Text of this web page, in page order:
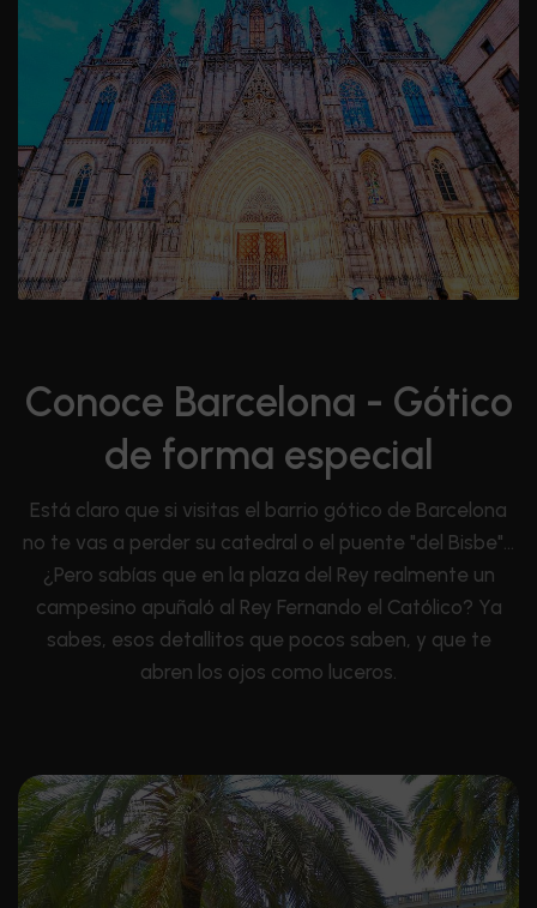
Conoce Barcelona - Gótico
de forma especial
Está claro que si visitas el barrio gótico de Barcelona
no te vas a perder su catedral o el puente "del Bisbe"…
¿Pero sabías que en la plaza del Rey realmente un
campesino apuñaló al Rey Fernando el Católico? Ya
sabes, esos detallitos que pocos saben, y que te
abren los ojos como luceros.